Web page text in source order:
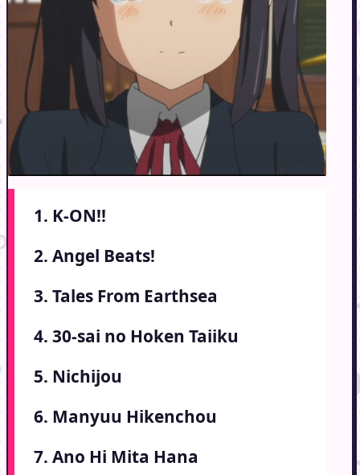
1. K-ON!!
2. Angel Beats!
3. Tales From Earthsea
4. 30-sai no Hoken Taiiku
5. Nichijou
6. Manyuu Hikenchou
7. Ano Hi Mita Hana